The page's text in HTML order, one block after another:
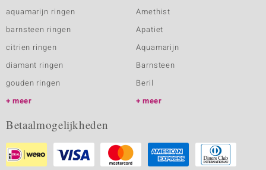
aquamarijn ringen
barnsteen ringen
citrien ringen
diamant ringen
gouden ringen
meer
Amethist
Apatiet
Aquamarijn
Barnsteen
Beril
meer
Betaalmogelijkheden